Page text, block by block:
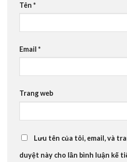
Tên *
Email *
Trang web
Lưu tên của tôi, email, và
duyệt này cho lần bình luận kế